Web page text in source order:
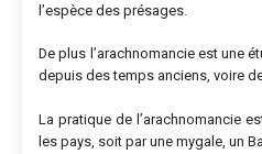
l’espèce des présages.
De plus l’arachnomancie est une
depuis des temps anciens, voire
La pratique de l’arachnomancie
les pays, soit par une mygale, un